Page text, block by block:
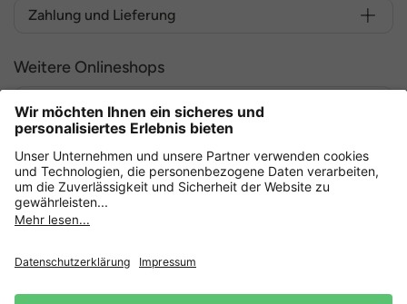
Zahlung und Lieferung
Weitere Onlineshops
Deutschland
Sicher einkaufen mit